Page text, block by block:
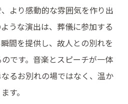
より感動的な雰囲気を作り出
うな演出は、葬儀に参加する
間を提供し、故人との別れを
です。音楽とスピーチが一体
るお別れの場ではなく、温か
す。